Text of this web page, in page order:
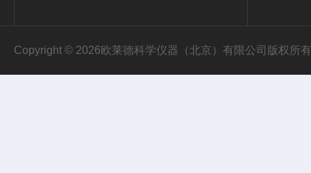
Copyright © 2026欧莱德科学仪器（北京）有限公司版权